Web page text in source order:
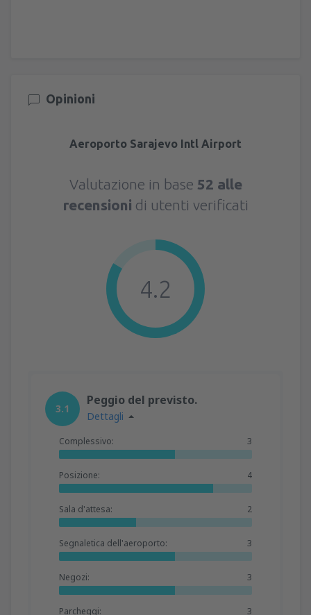
Opinioni
Aeroporto Sarajevo Intl Airport
Valutazione in base 52 alle
recensioni di utenti verificati
4.2
3.1
Peggio del previsto.
Dettagli
Complessivo: 3
Posizione: 4
Sala d'attesa: 2
Segnaletica dell'aeroporto: 3
Negozi: 3
Parcheggi: 3